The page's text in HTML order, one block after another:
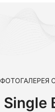
ФОТОГАЛЕРЕЯ
Single